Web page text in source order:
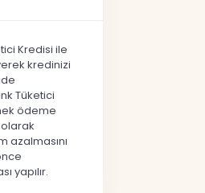
Kredisi ile
kredinizi
Tüketici
ödeme
azalmasını
yapılır.